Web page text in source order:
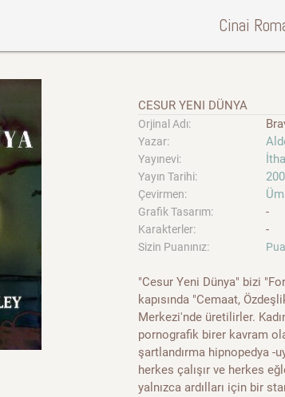
Cinai
CESUR YENI DÜNYA
Orjinal Adı:
Yazar:
Yayınevi:
Yayın Tarihi:
Çevirmen:
Grafik Tasarım: -
Karakterler: -
Sizin Puanınız:
"Cesur Yeni Dünya" bizi
kapısında "Cemaat,
Merkezi'nde üretilirler.
pornografik birer kavram
şartlandırma hipnopedya -
herkes çalışır ve herkes
yalnızca ardılları için bir